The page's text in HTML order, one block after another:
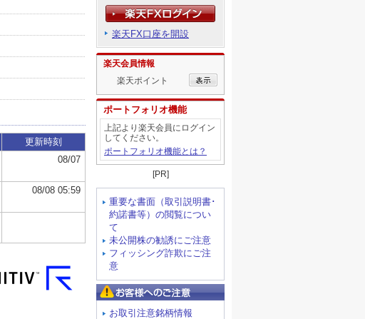
楽天FX口座を開設
楽天会員情報
楽天ポイント
ポートフォリオ機能
上記より楽天会員にログイン
してください。
ポートフォリオ機能とは？
[PR]
重要な書面（取引説明書･
約諾書等）の閲覧につい
て
未公開株の勧誘にご注意
フィッシング詐欺にご注
意
お取引注意銘柄情報